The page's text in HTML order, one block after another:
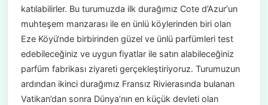
katılabilirler. Bu turumuzda ilk durağımız Cote d’Azur‘un
muhteşem manzarası ile en ünlü köylerinden biri olan
Eze Köyü‘nde birbirinden güzel ve ünlü parfümleri test
edebileceğiniz ve uygun fiyatlar ile satın alabileceğiniz
parfüm fabrikası ziyareti gerçekleştiriyoruz. Turumuzun
ardından ikinci durağımız Fransız Rivierasında bulanan
Vatikan’dan sonra Dünya’nın en küçük devleti olan